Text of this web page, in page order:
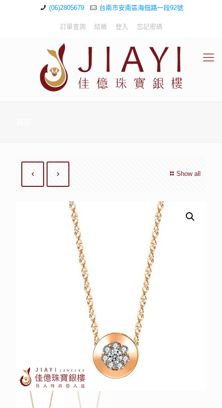
(06)2805679 台南市安南區海佃路一段92號
訂單查詢 結帳 登入 忘記密碼
Show all